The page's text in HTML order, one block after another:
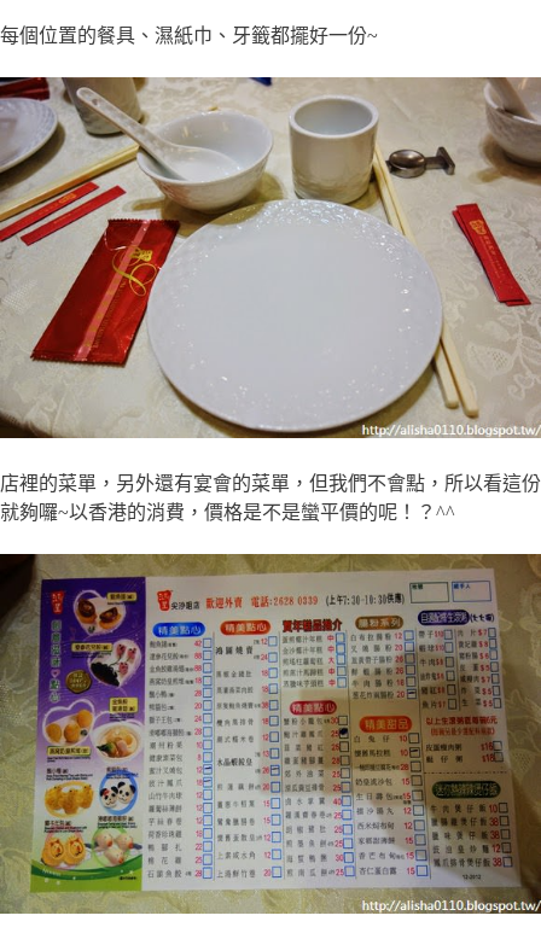
每個位置的餐具、濕紙巾、牙籤都擺好一份~
店裡的菜單，另外還有宴會的菜單，但我們不會點，所以看這份
就夠囉~以香港的消費，價格是不是蠻平價的呢！？^^